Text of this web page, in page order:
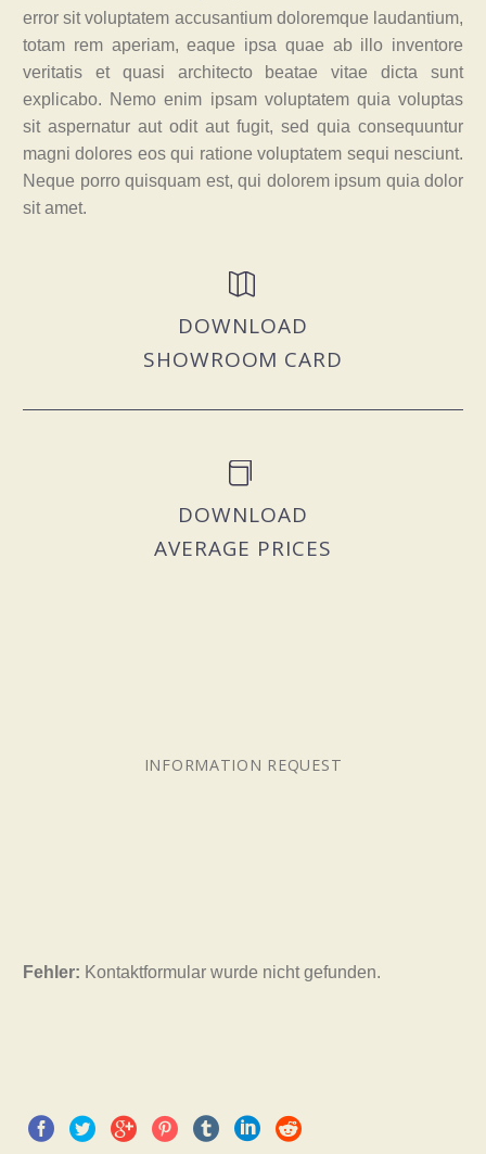
error sit voluptatem accusantium doloremque laudantium,
totam rem aperiam, eaque ipsa quae ab illo inventore
veritatis et quasi architecto beatae vitae dicta sunt
explicabo. Nemo enim ipsam voluptatem quia voluptas
sit aspernatur aut odit aut fugit, sed quia consequuntur
magni dolores eos qui ratione voluptatem sequi nesciunt.
Neque porro quisquam est, qui dolorem ipsum quia dolor
sit amet.


DOWNLOAD
SHOWROOM CARD


DOWNLOAD
AVERAGE PRICES
INFORMATION REQUEST
Fehler: Kontaktformular wurde nicht gefunden.